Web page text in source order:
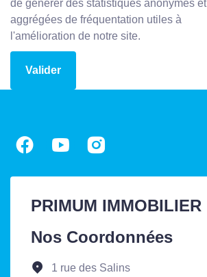
de générer des statistiques anonymes et
aggrégées de fréquentation utiles à
l'amélioration de notre site.
Valider
PRIMUM IMMOBILIER
Nos Coordonnées
1 rue des Salins